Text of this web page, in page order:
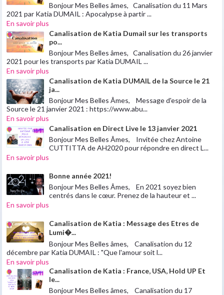
Bonjour Mes Belles âmes, Canalisation du 11 Mars
2021 par Katia DUMAIL : Apocalypse à partir ...
En savoir plus
Canalisation de Katia Dumail sur les transports
po...
Bonjour Mes Belles âmes, Canalisation du 26 janvier
2021 pour les transports par Katia DUMAIL ...
En savoir plus
Canalisation de Katia DUMAIL de la Source le 21
ja...
Bonjour Mes Belles Âmes, Message d'espoir de la
Source le 21 janvier 2021 : https://www.abu...
En savoir plus
Canalisation en Direct Live le 13 janvier 2021
Bonjour Mes Belles Âmes, Invitée chez Antoine
CUTTITTA de AH2020 pour répondre en direct L...
En savoir plus
Bonne année 2021!
Bonjour Mes Belles Âmes, En 2021 soyez bien
centrés dans le cœur. Prenez de la hauteur et ...
En savoir plus
Canalisation de Katia : Message des Etres de
Lumi�...
Bonjour Mes Belles âmes, Canalisation du 12
décembre par Katia DUMAIL : "Que l'amour soit l...
En savoir plus
Canalisation de Katia : France, USA, Hold UP Et
le...
Bonjour Mes Belles âmes, Canalisation du 17